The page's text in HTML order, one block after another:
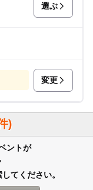
選ぶ
変更
)
ントが
てください。